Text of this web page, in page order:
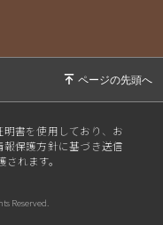
明書を使用しており、お
保護方針に基づき送信
れます。
Reserved.